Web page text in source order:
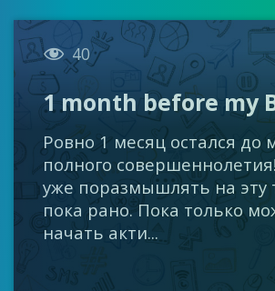
 40
1 month before my
Ровно 1 месяц остался до
полного
уже поразмышлять на эту
пока рано. Пока только
начать акти...